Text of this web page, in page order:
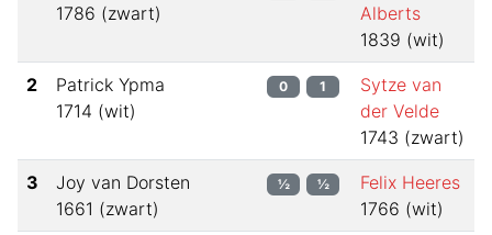
1786 (zwart)
Alberts
1839 (wit)
2
Patrick Ypma
1714 (wit)
0 1
Sytze van
der Velde
1743 (zwart)
3
Joy van Dorsten
1661 (zwart)
½ ½
Felix Heeres
1766 (wit)